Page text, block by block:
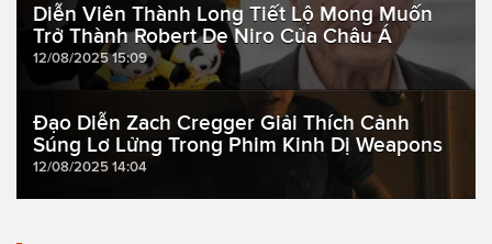
Diễn Viên Thành Long Tiết Lộ Mong Muốn
Trở Thành Robert De Niro Của Châu Á
12/08/2025 15:09
Đạo Diễn Zach Cregger Giải Thích Cảnh
Súng Lơ Lửng Trong Phim Kinh Dị Weapons
12/08/2025 14:04